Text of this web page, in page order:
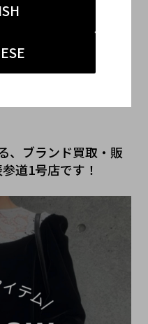
、ブランド買取・販
道1号店です！